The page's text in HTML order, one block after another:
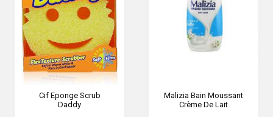
Cif Eponge Scrub
Daddy
Malizia Bain Moussant
Crème De Lait